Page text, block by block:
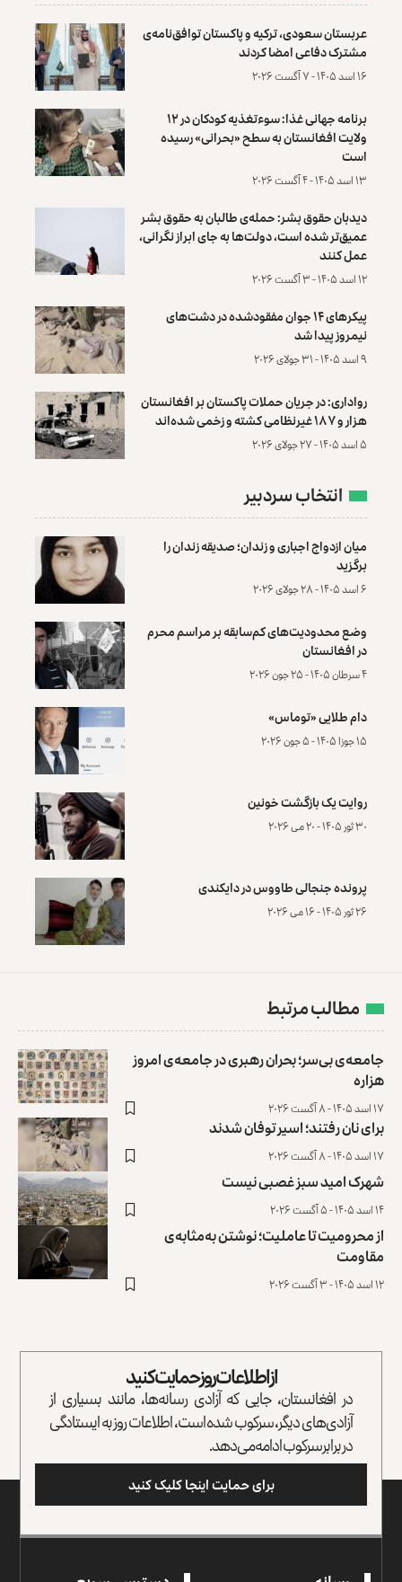
عربستان سعودی، ترکیه و پاکستان توافق‌نامه‌ی
مشترک دفاعی امضا کردند
۱۶ اسد ۱۴۰۵ - ۷ آگست ۲۰۲۶
برنامه جهانی غذا: سوءتغذیه کودکان در ۱۲
ولایت افغانستان به سطح «بحرانی» رسیده
است
۱۳ اسد ۱۴۰۵ - ۴ آگست ۲۰۲۶
دیدبان حقوق بشر: حمله‌ی طالبان به حقوق بشر
عمیق‌تر شده است، دولت‌ها به جای ابراز نگرانی،
عمل کنند
۱۲ اسد ۱۴۰۵ - ۳ آگست ۲۰۲۶
پیکرهای ۱۴ جوان مفقودشده در دشت‌های
نیمروز پیدا شد
۹ اسد ۱۴۰۵ - ۳۱ جولای ۲۰۲۶
رواداری: در جریان حملات پاکستان بر افغانستان
هزار و ۱۸۷ غیرنظامی کشته و زخمی شده‌اند
۵ اسد ۱۴۰۵ - ۲۷ جولای ۲۰۲۶
انتخاب سردبیر
میان ازدواج اجباری و زندان؛ صدیقه زندان را
برگزید
۶ اسد ۱۴۰۵ - ۲۸ جولای ۲۰۲۶
وضع محدودیت‌های کم‌سابقه بر مراسم محرم
در افغانستان
۴ سرطان ۱۴۰۵ - ۲۵ جون ۲۰۲۶
دام طلایی «توماس»
۱۵ جوزا ۱۴۰۵ - ۵ جون ۲۰۲۶
روایت یک بازگشت خونین
۳۰ ثور ۱۴۰۵ - ۲۰ می ۲۰۲۶
پرونده‌ جنجالی طاووس در دایکندی
۲۶ ثور ۱۴۰۵ - ۱۶ می ۲۰۲۶
مطالب مرتبط
جامعه‌ی بی‌سر؛ بحران رهبری در جامعه‌ی امروز
هزاره
۱۷ اسد ۱۴۰۵ - ۸ آگست ۲۰۲۶
برای نان رفتند؛ اسیر توفان شدند
۱۷ اسد ۱۴۰۵ - ۸ آگست ۲۰۲۶
شهرک امید سبز غصبی نیست
۱۴ اسد ۱۴۰۵ - ۵ آگست ۲۰۲۶
از محرومیت تا عاملیت؛ نوشتن به‌مثابه‌ی
مقاومت
۱۲ اسد ۱۴۰۵ - ۳ آگست ۲۰۲۶
از اطلاعات روز حمایت کنید
در افغانستان، جایی که آزادی رسانه‌ها، مانند بسیاری از
آزادی‌های دیگر، سرکوب شده است، اطلاعات روز به ایستادگی
در برابر سرکوب ادامه می‌دهد.
برای حمایت اینجا کلیک کنید